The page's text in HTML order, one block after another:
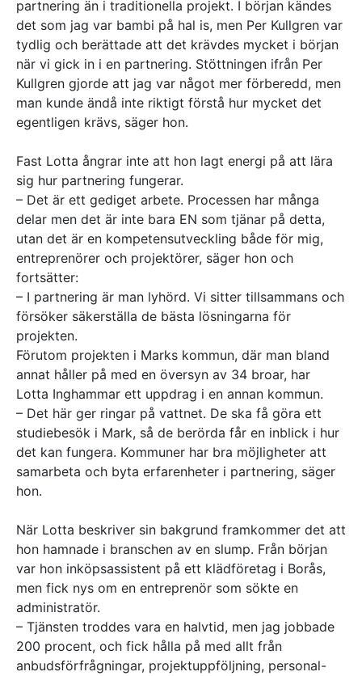
partnering än i traditionella projekt. I början kändes
det som jag var bambi på hal is, men Per Kullgren var
tydlig och berättade att det krävdes mycket i början
när vi gick in i en partnering. Stöttningen ifrån Per
Kullgren gjorde att jag var något mer förberedd, men
man kunde ändå inte riktigt förstå hur mycket det
egentligen krävs, säger hon.
Fast Lotta ångrar inte att hon lagt energi på att lära
sig hur partnering fungerar.
– Det är ett gediget arbete. Processen har många
delar men det är inte bara EN som tjänar på detta,
utan det är en kompetensutveckling både för mig,
entreprenörer och projektörer, säger hon och
fortsätter:
– I partnering är man lyhörd. Vi sitter tillsammans och
försöker säkerställa de bästa lösningarna för
projekten.
Förutom projekten i Marks kommun, där man bland
annat håller på med en översyn av 34 broar, har
Lotta Inghammar ett uppdrag i en annan kommun.
– Det här ger ringar på vattnet. De ska få göra ett
studiebesök i Mark, så de berörda får en inblick i hur
det kan fungera. Kommuner har bra möjligheter att
samarbeta och byta erfarenheter i partnering, säger
hon.
När Lotta beskriver sin bakgrund framkommer det att
hon hamnade i branschen av en slump. Från början
var hon inköpsassistent på ett klädföretag i Borås,
men fick nys om en entreprenör som sökte en
administratör.
– Tjänsten troddes vara en halvtid, men jag jobbade
200 procent, och fick hålla på med allt från
anbudsförfrågningar, projektuppföljning, personal-